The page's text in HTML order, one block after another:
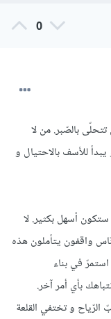
0
بالصّبر. من لا
للأسف بالاحتيال و
أسهل بكثير. لا
واقفون يتأملون هذه
في بناء
بأي أمر آخر.
و تختفي القلعة